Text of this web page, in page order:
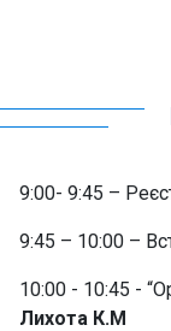
9:00- 9:45 –
9:45 – 10:00 –
10:00 - 10:45 -
Лихота К.М